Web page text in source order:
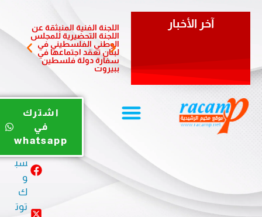
آخر الأخبار
اللجنة الفنية المنبثقة عن
اللجنة التحضيرية للمجلس
الوطني الفلسطيني في
لبنان تعقد اجتماعها في
سفارة دولة فلسطين
ببيروت
يو
ب
سب
و
توت
اشترك
في
whatsapp